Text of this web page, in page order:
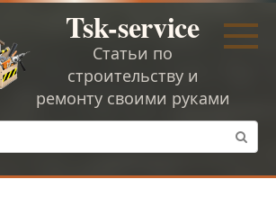
Tsk-service
Статьи по
строительству и
ремонту своими руками